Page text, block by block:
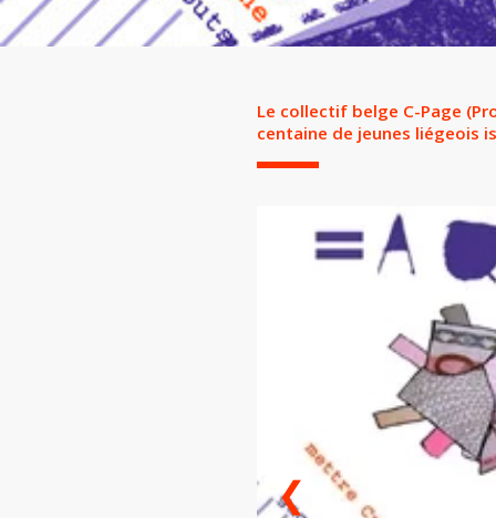
Le collectif belge C-Page
centaine de jeunes liégeois
❮